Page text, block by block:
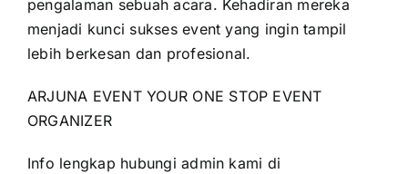
pengalaman sebuah acara. Kehadiran mereka
menjadi kunci sukses event yang ingin tampil
lebih berkesan dan profesional.
ARJUNA EVENT YOUR ONE STOP EVENT
ORGANIZER
Info lengkap hubungi admin kami di